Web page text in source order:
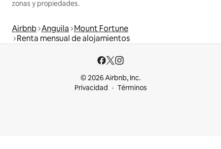
zonas y propiedades.
Airbnb Anguila Mount Fortune
Renta mensual de alojamientos
© 2026 Airbnb, Inc.
Privacidad
Términos